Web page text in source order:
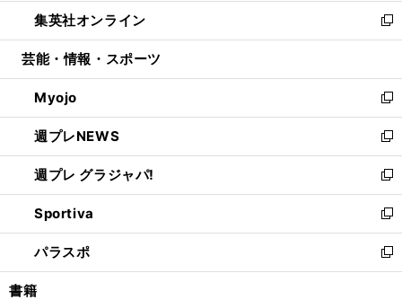
く
で
開
ド
ウ
開
く
ウ
ィ
ン
ウ
で
開
く
し
い
ウ
ン
ド
ウ
で
開
く
集英社オンライン
新
し
ウ
ィ
ン
ド
ウ
で
開
く
芸能・情報・スポーツ
Myojo
新
し
い
ウ
ィ
ン
ド
ウ
で
開
週プレNEWS
新
し
い
ウ
ィ
ン
ド
ウ
週プレ グラジャパ!
新
し
い
ウ
ィ
ン
Sportiva
新
し
い
ウ
パラスポ
新
し
書籍